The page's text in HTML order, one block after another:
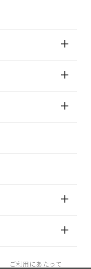
ご利用にあたって